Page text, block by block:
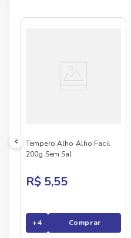
de produtos ALHO FACIL
Tempero Alho Alho Facil
200g Sem Sal
R$ 5,55
+4 Comprar